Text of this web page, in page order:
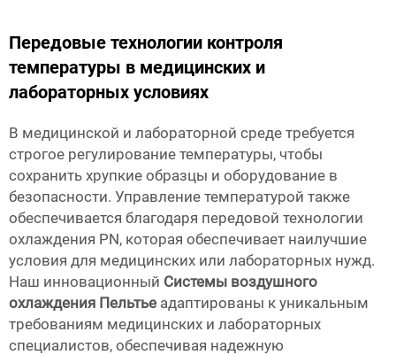
Передовые технологии контроля
температуры в медицинских и
лабораторных условиях
В медицинской и лабораторной среде требуется
строгое регулирование температуры, чтобы
сохранить хрупкие образцы и оборудование в
безопасности. Управление температурой также
обеспечивается благодаря передовой технологии
охлаждения PN, которая обеспечивает наилучшие
условия для медицинских или лабораторных нужд.
Наш инновационный Системы воздушного
охлаждения Пельтье адаптированы к уникальным
требованиям медицинских и лабораторных
специалистов, обеспечивая надежную